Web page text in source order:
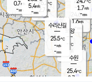
과천
24.6℃
1.6m/s
- mm
의왕
- ℃
m/s
mm
26.2 ℃
2.7 m/s
-mm
0.7m/s
-mm
5.4m/s
-mm
℃
1.7m/s
-mm
수리산길
25.5℃
-m/s
-mm
수원
25.4℃
2.7 m/s